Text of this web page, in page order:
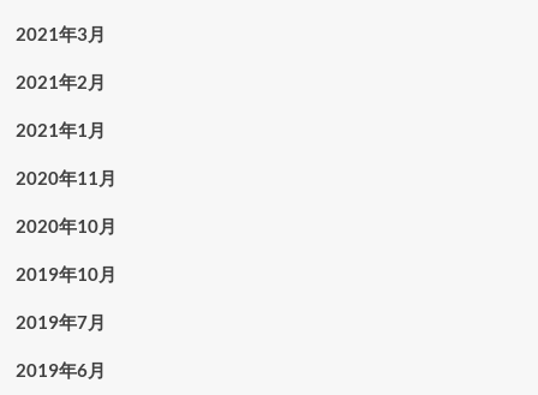
2021年3月
2021年2月
2021年1月
2020年11月
2020年10月
2019年10月
2019年7月
2019年6月